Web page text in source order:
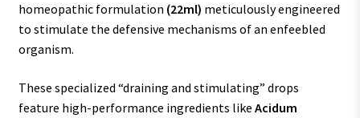
homeopathic formulation (22ml) meticulously engineered
to stimulate the defensive mechanisms of an enfeebled
organism.
These specialized “draining and stimulating” drops
feature high-performance ingredients like Acidum